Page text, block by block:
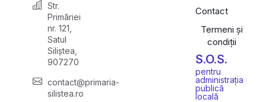
Str.
Primăriei
nr. 121,
Satul
Siliștea,
907270
contact@primaria-
silistea.ro
Contact
Termeni și
condiții
S.O.S.
pentru
administrația
publică
locală